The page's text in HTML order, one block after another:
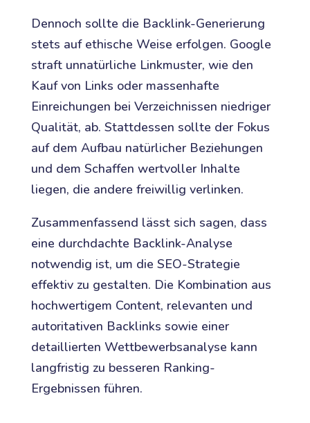
Dennoch sollte die Backlink-Generierung
stets auf ethische Weise erfolgen. Google
straft unnatürliche Linkmuster, wie den
Kauf von Links oder massenhafte
Einreichungen bei Verzeichnissen niedriger
Qualität, ab. Stattdessen sollte der Fokus
auf dem Aufbau natürlicher Beziehungen
und dem Schaffen wertvoller Inhalte
liegen, die andere freiwillig verlinken.
Zusammenfassend lässt sich sagen, dass
eine durchdachte Backlink-Analyse
notwendig ist, um die SEO-Strategie
effektiv zu gestalten. Die Kombination aus
hochwertigem Content, relevanten und
autoritativen Backlinks sowie einer
detaillierten Wettbewerbsanalyse kann
langfristig zu besseren Ranking-
Ergebnissen führen.